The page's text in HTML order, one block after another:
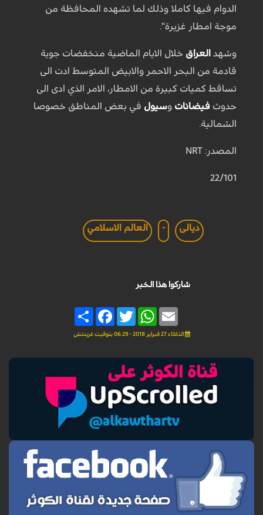
الدوام فيها كاملا وذلك لما تشهده المحافظة من
موجة امطار غزيرة".
وشهد العراق خلال الايام الماضية منخفضات جوية
قادمة من البحر الاحمر والابيض المتوسط ادت الى
تساقط كميات كبيرة من الامطار، الامر الذي ادى الى
حدوث فيضانات وسيول في بعض المناطق خصوصا
الشمالية.
المصدر: NRT
22/101
ديالى - العالم الاسلامي
شاركوا هذا الخبر
Share
FacebookTwitter
WhatsAppEmail
الثلاثاء 27 فبراير 2018 - 06:29 بتوقيت غرينتش